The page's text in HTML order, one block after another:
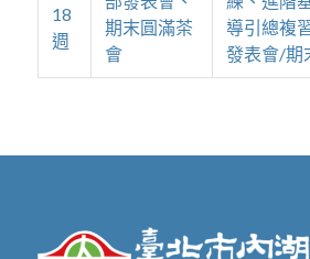
18
週
期末圓滿茶
會
導引總複
發表會/期